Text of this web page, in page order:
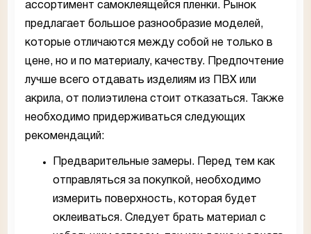
ассортимент самоклеящейся пленки. Рынок
предлагает большое разнообразие моделей,
которые отличаются между собой не только в
цене, но и по материалу, качеству. Предпочтение
лучше всего отдавать изделиям из ПВХ или
акрила, от полиэтилена стоит отказаться. Также
необходимо придерживаться следующих
рекомендаций:
Предварительные замеры. Перед тем как
отправляться за покупкой, необходимо
измерить поверхность, которая будет
оклеиваться. Следует брать материал с